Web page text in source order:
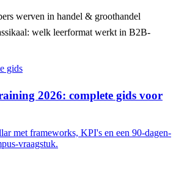
werven in handel & groothandel
welk leerformat werkt in B2B-
gids
2026: complete gids voor
met frameworks, KPI's en een 90-dagen-
vraagstuk.